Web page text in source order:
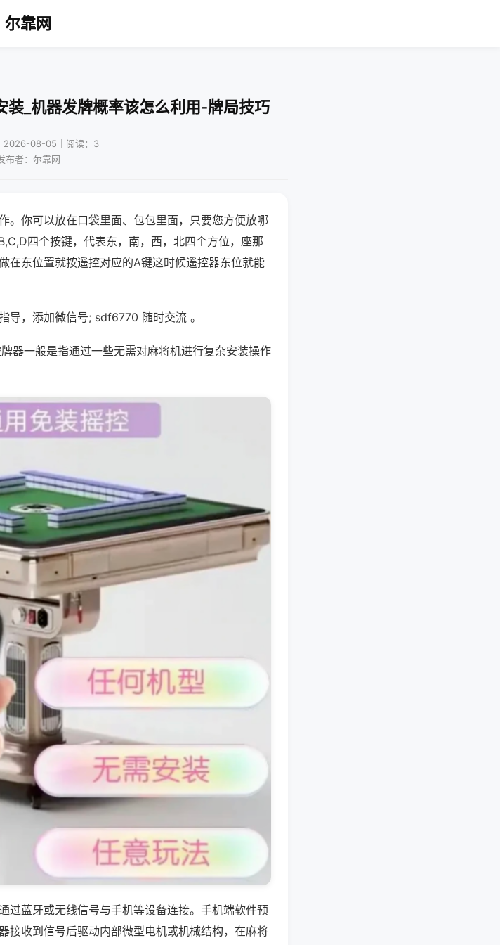
尔靠网
_机器发牌概率该怎么利用-牌局技巧
2026-08-05｜阅读：3
布者：尔靠网
。你可以放在口袋里面、包包里面，只要您方便放哪
四个按键，代表东，南，西，北四个方位，座那
在东位置就按遥控对应的A键这时候遥控器东位就能
导，添加微信号; sdf6770 随时交流 。
器一般是指通过一些无需对麻将机进行复杂安装操作
过蓝牙或无线信号与手机等设备连接。手机端软件预
接收到信号后驱动内部微型电机或机械结构，在麻将